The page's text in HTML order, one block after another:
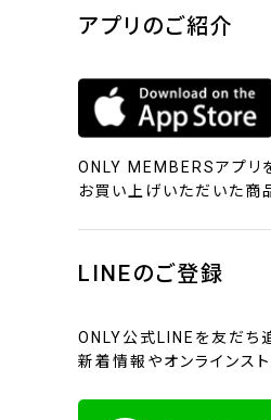
アプリのご紹介
ONLY MEMBERSアプリ
お買い上げいただいた商
LINEのご登録
ONLY公式LINEを友だち
新着情報やオンラインス